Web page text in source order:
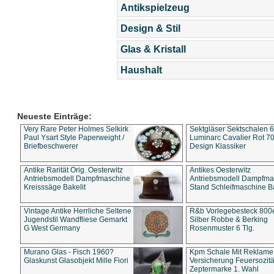
Antikspielzeug
Design & Stil
Glas & Kristall
Haushalt
Neueste Einträge:
Very Rare Peter Holmes Selkirk
Paul Ysart Style Paperweight /
Briefbeschwerer
Sektgläser Sektschalen
Luminarc Cavalier Rot
Design Klassiker
Antike Rarität Orig. Oesterwitz
Antriebsmodell Dampfmaschine
Kreisssäge Bakelit
Antikes Oesterwitz
Antriebsmodell
Stand Schleifmaschine
Vintage Antike Herrliche Seltene
Jugendstil Wandfliese Gemarkt
G West Germany
R&b Vorlegebesteck
Silber Robbe & Berking
Rosenmuster 6 Tlg.
Murano Glas - Fisch 1960?
Glaskunst Glasobjekt Mille Fiori
Kpm Schale Mit Reklame
Versicherung
Zeptermarke 1. Wahl